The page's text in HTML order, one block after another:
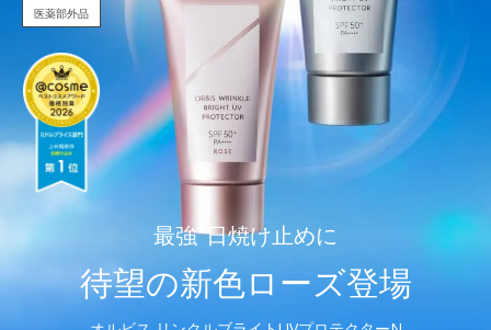
医薬部外品
最強*日焼け止めに
待望の新色ローズ登場